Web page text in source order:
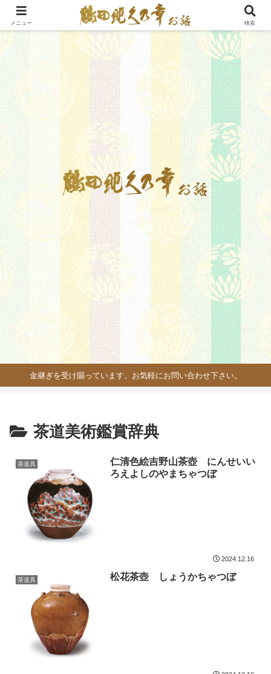
金継ぎを受け賜っています。お気軽にお問い合わせ下さい。
茶道美術鑑賞辞典
茶道具
仁清色絵吉野山茶壺 にんせいい
ろえよしのやまちゃつぼ
2024.12.16
茶道具 松花茶壺 しょうかちゃつぼ
メニュー 検索